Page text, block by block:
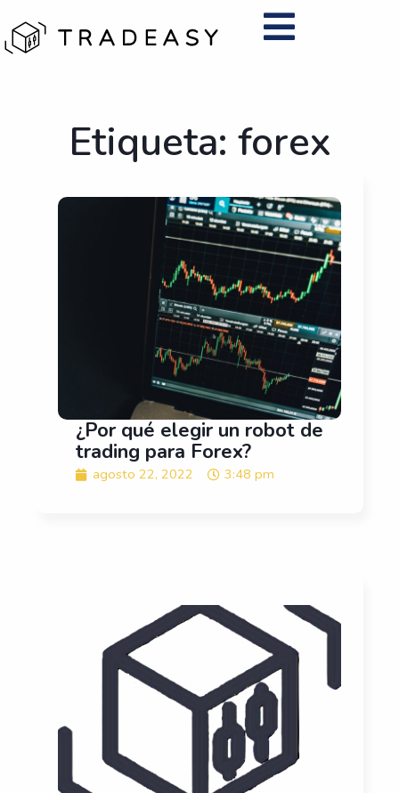
contenido
Etiqueta: forex
¿Por qué elegir un robot de
trading para Forex?
agosto 22, 2022 3:48 pm